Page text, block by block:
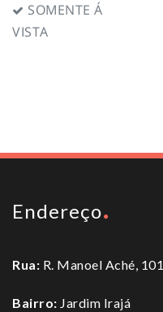
SOMENTE Á
VISTA
Endereço
Rua: R. Manoel Aché, 101
Bairro: Jardim Irajá